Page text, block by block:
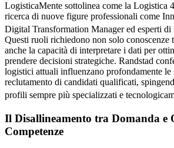
LogisticaMente sottolinea come la Logistica
ricerca di nuove figure professionali come
Digital Transformation Manager ed esperti
Questi ruoli richiedono non solo conoscenze
anche la capacità di interpretare i dati per
prendere decisioni strategiche. Randstad
logistici attuali influenzano profondamente le
reclutamento di candidati qualificati,
profili sempre più specializzati e
Il Disallineamento tra Domanda e
Competenze